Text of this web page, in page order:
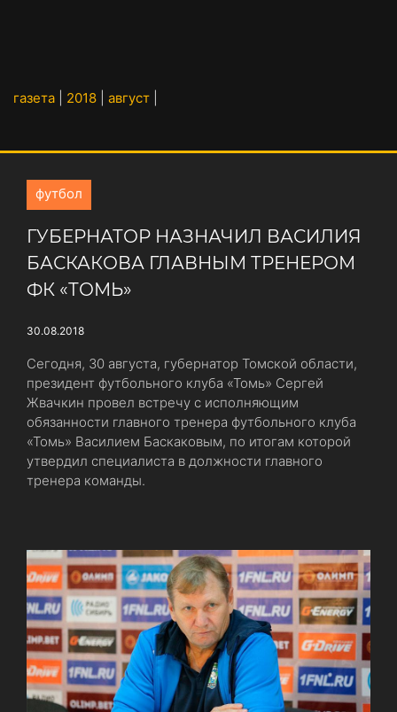
газета 2018 август
футбол
ГУБЕРНАТОР НАЗНАЧИЛ ВАСИЛИЯ
БАСКАКОВА ГЛАВНЫМ ТРЕНЕРОМ
ФК «ТОМЬ»
30.08.2018
Сегодня, 30 августа, губернатор Томской области,
президент футбольного клуба «Томь» Сергей
Жвачкин провел встречу с исполняющим
обязанности главного тренера футбольного клуба
«Томь» Василием Баскаковым, по итогам которой
утвердил специалиста в должности главного
тренера команды.